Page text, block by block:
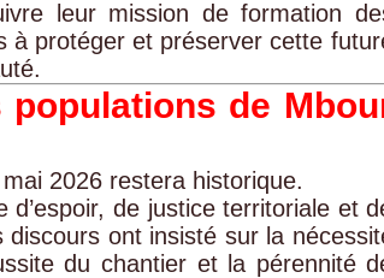
leur mission de formation
à protéger et préserver cette
de
2026 restera historique.
de justice territoriale et
ont insisté sur la
du chantier et la pérennité